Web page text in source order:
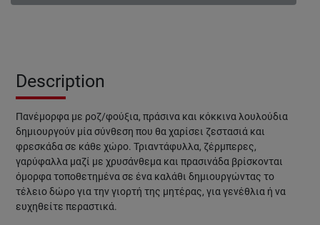
Description
Πανέμορφα με ροζ/φούξια, πράσινα και κόκκινα λουλούδια
δημιουργούν μία σύνθεση που θα χαρίσει ζεστασιά και
φρεσκάδα σε κάθε χώρο. Τριαντάφυλλα, ζέρμπερες,
γαρύφαλλα μαζί με χρυσάνθεμα και πρασινάδα βρίσκονται
όμορφα τοποθετημένα σε ένα καλάθι δημιουργώντας το
τέλειο δώρο για την γιορτή της μητέρας, για γενέθλια ή να
ευχηθείτε περαστικά.